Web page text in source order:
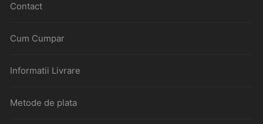
Contact
Cum Cumpar
Informatii Livrare
Metode de plata